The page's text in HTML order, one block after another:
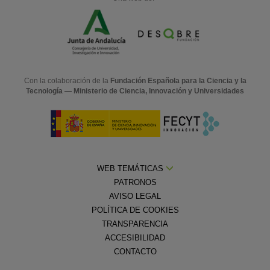
Con la colaboración de la Fundación Española para la Ciencia y la
Tecnología — Ministerio de Ciencia, Innovación y Universidades
WEB TEMÁTICAS
PATRONOS
AVISO LEGAL
POLÍTICA DE COOKIES
TRANSPARENCIA
ACCESIBILIDAD
CONTACTO